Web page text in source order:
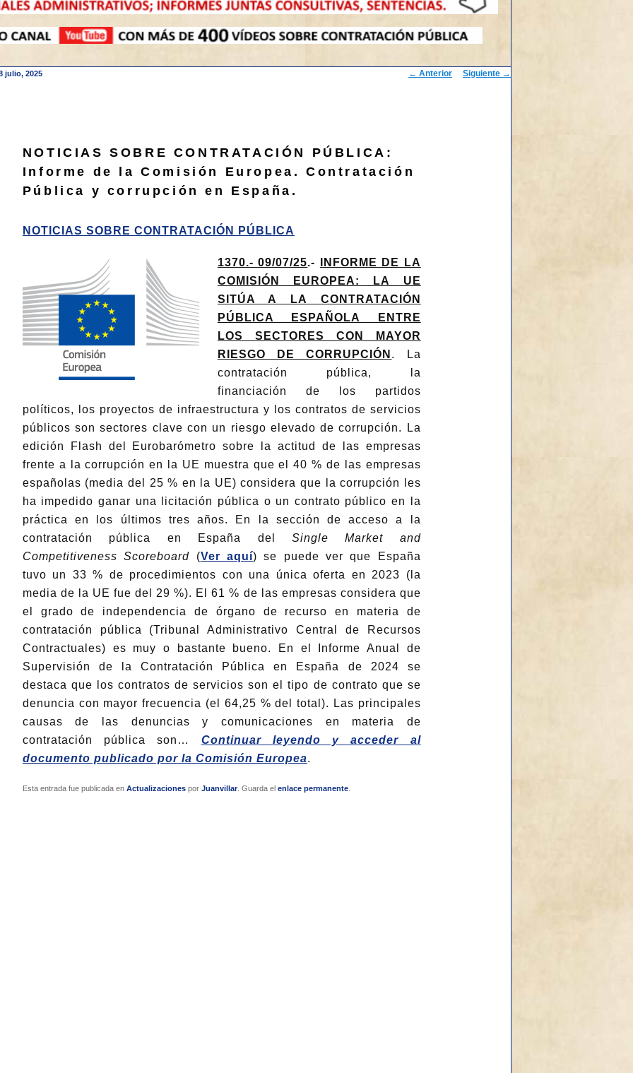
Navegación
← Anterior Siguiente →
NOTICIAS SOBRE CONTRATACIÓN PÚBLICA:
Informe de la Comisión Europea. Contratación
Pública y corrupción en España.
julio, 2025
NOTICIAS SOBRE CONTRATACIÓN PÚBLICA
1370.- 09/07/25.-
INFORME DE LA
COMISIÓN EUROPEA: LA UE
SITÚA A LA CONTRATACIÓN
PÚBLICA ESPAÑOLA ENTRE
LOS SECTORES CON MAYOR
RIESGO DE CORRUPCIÓN . La
contratación pública, la
financiación de los partidos
políticos, los proyectos de infraestructura y los contratos de servicios
públicos son sectores clave con un riesgo elevado de corrupción. La
edición Flash del Eurobarómetro sobre la actitud de las empresas
frente a la corrupción en la UE muestra que el 40 % de las empresas
españolas (media del 25 % en la UE) considera que la corrupción les
ha impedido ganar una licitación pública o un contrato público en la
práctica en los últimos tres años. En la sección de acceso a la
contratación pública en España del Single Market and
Competitiveness Scoreboard (Ver aquí) se puede ver que España
tuvo un 33 % de procedimientos con una única oferta en 2023 (la
media de la UE fue del 29 %). El 61 % de las empresas considera que
el grado de independencia de órgano de recurso en materia de
contratación pública (Tribunal Administrativo Central de Recursos
Contractuales) es muy o bastante bueno. En el Informe Anual de
Supervisión de la Contratación Pública en España de 2024 se
destaca que los contratos de servicios son el tipo de contrato que se
denuncia con mayor frecuencia (el 64,25 % del total). Las principales
causas de las denuncias y comunicaciones en materia de
contratación pública son… Continuar leyendo y acceder al
documento publicado por la Comisión Europea.
Esta entrada fue publicada en Actualizacionespor Juanvillar. Guarda el enlace permanente.